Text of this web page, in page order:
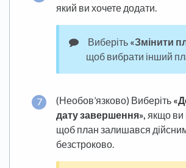
який ви хочете додати.
Виберіть «Змінити
щоб вибрати інший
(Необов’язково) Виберіть
дату завершення», якщо ви
щоб план залишався
безстроково.